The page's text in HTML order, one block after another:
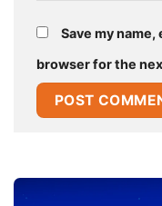
Save my
browser for the